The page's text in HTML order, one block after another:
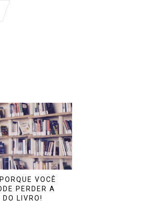
VOCÊ
PERDER A
DO LIVRO!